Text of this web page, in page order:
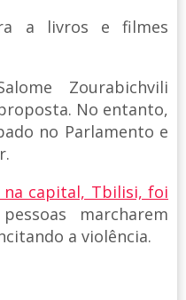
a livros e filmes
Zourabichvili
No entanto,
no Parlamento e
na capital, Tbilisi, foi
marcharem
a violência.